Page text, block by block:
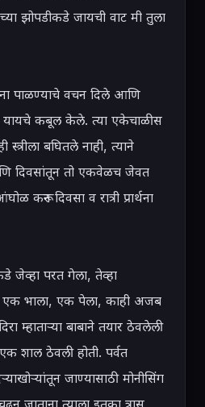
झोपडीकडे जायची वाट मी तुला
पाळण्याचे वचन दिले आणि
यायचे कबूल केले. त्या एकेचाळीस
स्त्रीला बघितले नाही, त्याने
दिवसांतून तो एकवेळच जेवत
करून दिवसा व रात्री प्रार्थना
जेव्हा परत गेला, तेव्हा
एक भाला, एक पेला, काही अजब
म्हाताऱ्या बाबाने तयार ठेवलेली
एक शाल ठेवली होती. पर्वत
जाण्यासाठी मोनीसिंग
जाताना त्याला इतका त्रास